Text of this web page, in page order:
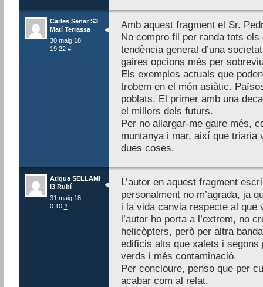
Carles Senar S3
Matí Terrassa
30 maig 18
19:22 #
Amb aquest fragment el Sr.
No compro fil per randa tots
tendència general d’una
gaires opcions més per
Els exemples actuals que
trobem en el món asiàtic.
poblats. El primer amb una
el millors dels futurs.
Per no allargar-me gaire més,
muntanya i mar, així que triaria
dues coses.
Atiqua SELLAMI
I3 Rubí
31 maig 18
0:10 #
L’autor en aquest fragment
personalment no m’agrada, ja
i la vida canvia respecte al que
l’autor ho porta a l’extrem, no
helicòpters, però per altra
edificis alts que xalets i
verds i més contaminació.
Per concloure, penso que per
acabar com al relat.